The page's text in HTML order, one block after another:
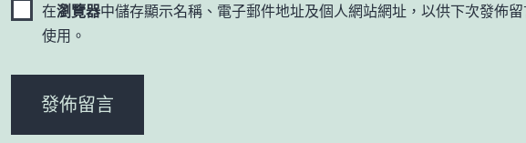
在瀏覽器中儲存顯示名稱、電子郵件地址及個人網站網址，以供下次發佈
使用。